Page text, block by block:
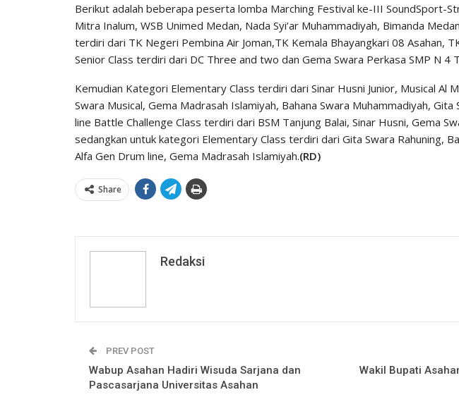
Berikut adalah beberapa peserta lomba Marching Festival ke-III SoundSport-
Mitra Inalum, WSB Unimed Medan, Nada Syi’ar Muhammadiyah, Bimanda
terdiri dari TK Negeri Pembina Air Joman,TK Kemala Bhayangkari 08 Asahan,
Senior Class terdiri dari DC Three and two dan Gema Swara Perkasa SMP N 4
Kemudian Kategori Elementary Class terdiri dari Sinar Husni Junior, Musical Al
Swara Musical, Gema Madrasah Islamiyah, Bahana Swara Muhammadiyah, Gita
line Battle Challenge Class terdiri dari BSM Tanjung Balai, Sinar Husni, Gema
sedangkan untuk kategori Elementary Class terdiri dari Gita Swara Rahuning,
Alfa Gen Drum line, Gema Madrasah Islamiyah.(RD)
Share
Redaksi
PREV POST
Wabup Asahan Hadiri Wisuda Sarjana dan
Pascasarjana Universitas Asahan
Wakil Bupati